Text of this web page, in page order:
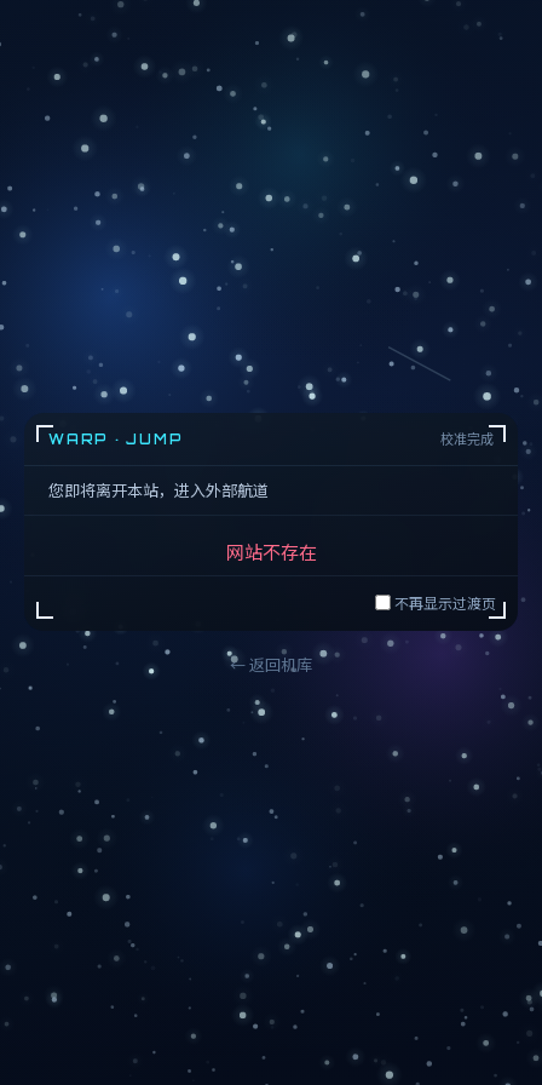
WARP · JUMP 校准完成
您即将离开本站，进入外部航道
网站不存在
不再显示过渡页
← 返回机库